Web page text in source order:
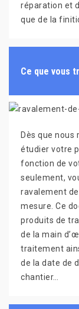
réparation et
que de la
Ce que vous
Dès que nous
étudier votre
fonction de
seulement,
ravalement
mesure. Ce
produits de
de la main
traitement
de la date de
chantier…